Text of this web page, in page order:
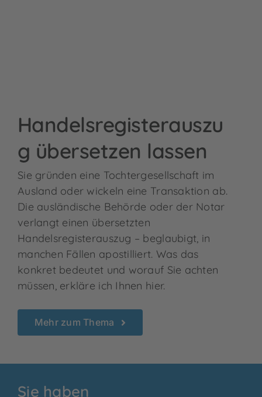
Handelsregisterauszu
g übersetzen lassen
Sie gründen eine Tochtergesellschaft im
Ausland oder wickeln eine Transaktion ab.
Die ausländische Behörde oder der Notar
verlangt einen übersetzten
Handelsregisterauszug – beglaubigt, in
manchen Fällen apostilliert. Was das
konkret bedeutet und worauf Sie achten
müssen, erkläre ich Ihnen hier.
Mehr zum Thema
Sie haben